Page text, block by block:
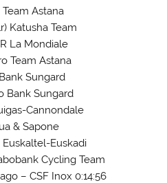
Astana
Katusha Team
La Mondiale
Team Astana
Sungard
Bank Sungard
Cannondale
& Sapone
Euskaltel-Euskadi
Cycling Team
– CSF Inox 0:14:56